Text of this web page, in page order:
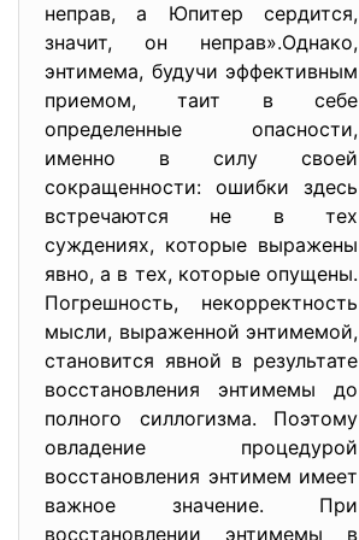
неправ, а Юпитер сердится,
значит, он неправ».Однако,
энтимема, будучи эффективным
приемом, таит в себе
определенные опасности,
именно в силу своей
сокращенности: ошибки здесь
встречаются не в тех
суждениях, которые выражены
явно, а в тех, которые опущены.
Погрешность, некорректность
мысли, выраженной энтимемой,
становится явной в результате
восстановления энтимемы до
полного силлогизма. Поэтому
овладение процедурой
восстановления энтимем имеет
важное значение. При
восстановлении энтимемы в